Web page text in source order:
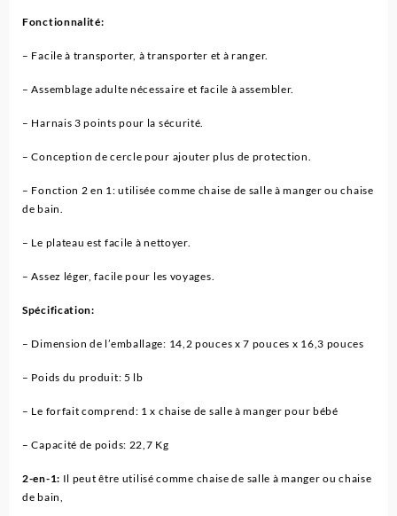
Fonctionnalité:
– Facile à transporter, à transporter et à ranger.
– Assemblage adulte nécessaire et facile à assembler.
– Harnais 3 points pour la sécurité.
– Conception de cercle pour ajouter plus de protection.
– Fonction 2 en 1: utilisée comme chaise de salle à manger ou chaise
de bain.
– Le plateau est facile à nettoyer.
– Assez léger, facile pour les voyages.
Spécification:
– Dimension de l’emballage: 14,2 pouces x 7 pouces x 16,3 pouces
– Poids du produit: 5 lb
– Le forfait comprend: 1 x chaise de salle à manger pour bébé
– Capacité de poids: 22,7 Kg
2-en-1: Il peut être utilisé comme chaise de salle à manger ou chaise
de bain,